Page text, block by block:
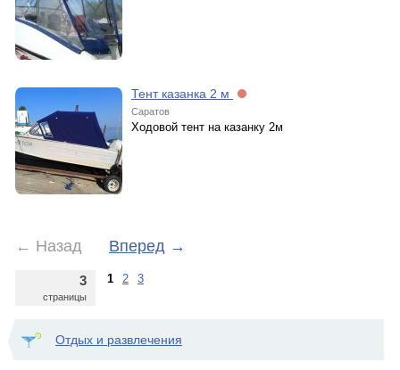
Тент казанка 2 м
Саратов
Ходовой тент на казанку 2м
← Назад Вперед →
3
страницы
1 2 3
Отдых и развлечения